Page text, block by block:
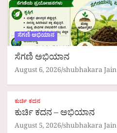
ಸೆಗಣಿ ಅಭಿಯಾನ
ಸೆಗಣಿ ಅಭಿಯಾನ
August 6, 2026 shubhakara Jain
ಕುರ್ಚಿ ಕದನ
ಕುರ್ಚಿ ಕದನ – ಅಭಿಯಾನ
August 5, 2026 shubhakara Jain